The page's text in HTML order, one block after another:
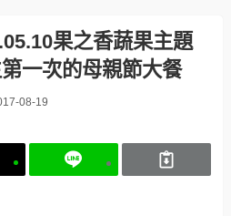
果之香蔬果主題
一次的母親節大餐
08-19